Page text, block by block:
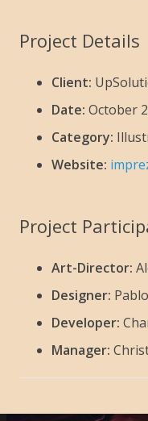
Project Details
Client:
Date: October
Category:
Website:
Project
Art-Director:
Designer:
Developer:
Manager: